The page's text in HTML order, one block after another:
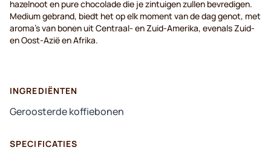
hazelnoot en pure chocolade die je zintuigen zullen bevredigen.
Medium gebrand, biedt het op elk moment van de dag genot, met
aroma's van bonen uit Centraal- en Zuid-Amerika, evenals Zuid-
en Oost-Azië en Afrika.
INGREDIËNTEN
Geroosterde koffiebonen
SPECIFICATIES